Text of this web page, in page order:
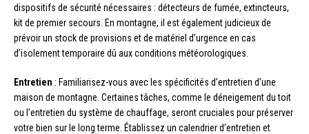
dispositifs de sécurité nécessaires : détecteurs de fumée, extincteurs,
kit de premier secours. En montagne, il est également judicieux de
prévoir un stock de provisions et de matériel d’urgence en cas
d’isolement temporaire dû aux conditions météorologiques.
Entretien : Familiarisez-vous avec les spécificités d’entretien d’une
maison de montagne. Certaines tâches, comme le déneigement du toit
ou l’entretien du système de chauffage, seront cruciales pour préserver
votre bien sur le long terme. Établissez un calendrier d’entretien et